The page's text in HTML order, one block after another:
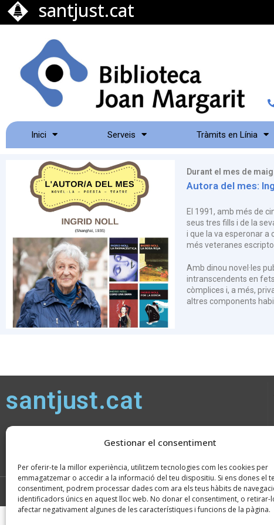
Gestionar el consentiment
Per oferir-te la millor experiència, utilitzem tecnologies com les cookies per
emmagatzemar o accedir a la informació del teu dispositiu. Si ens dones el
consentiment, podrem processar dades com ara els teus hàbits de
identificadors únics en aquest lloc web. No donar el consentiment, o retirar-
afectar negativament algunes de les característiques i funcions de la pàgina.
santjust.cat
Inici Serveis Tràmits en Línia
Durant el mes de maig
Autora del mes:
El 1991, amb més de
seus tres fills i de la
i que la va esperonar a
més veteranes
Amb dinou novel·les
intranscendents en
còmplices i, a més,
altres components
santjust.cat
Atenció ciutadana: de dl a dv, de 9 a 14h, i de dl a dj, de 16 a 19h,
excepte Nadal, Setmana Santa i Estiu (consulteu horaris)
2026 © Ajuntament de Sant Just Desvern · CIF: P0821900H · Tots els drets reservats